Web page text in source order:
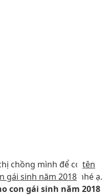
chồng mình để có tên
gái sinh năm 2018 nhé ạ.
con gái sinh năm 2018